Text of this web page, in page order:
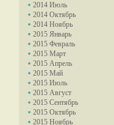
2014 Июль
2014 Октябрь
2014 Ноябрь
2015 Январь
2015 Февраль
2015 Март
2015 Апрель
2015 Май
2015 Июль
2015 Август
2015 Сентябрь
2015 Октябрь
2015 Ноябрь